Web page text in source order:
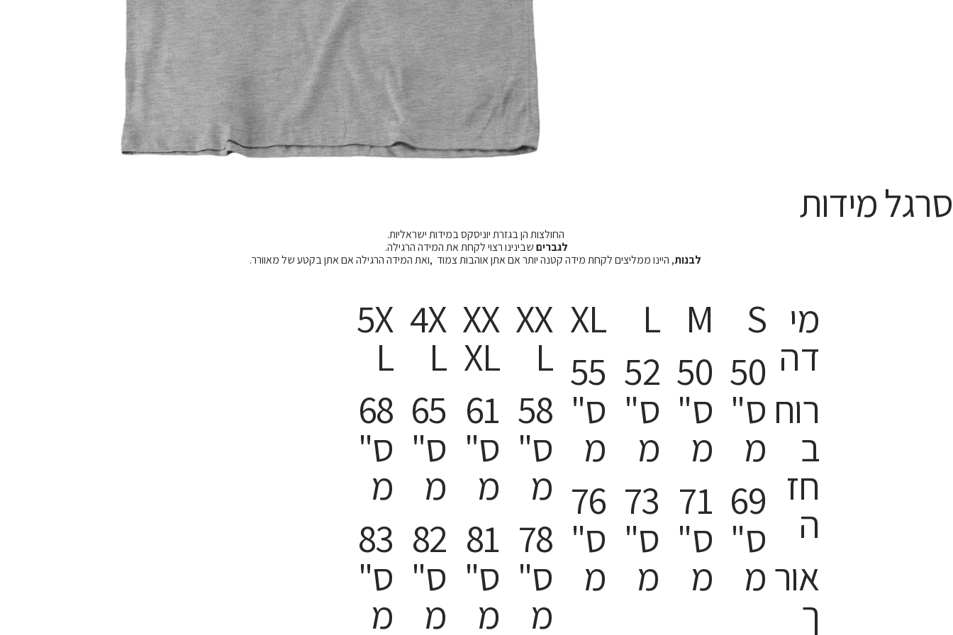
סרגל מידות
החולצות הן בגזרת יוניסקס במידות ישראליות.
לגבריםשבינינו רצוי לקחת את המידה הרגילה.
לבנות, היינו ממליצים לקחת מידה קטנה יותר אם אתן אוהבות צמוד ,ואת המידה הרגילה אם אתן בקטע של מאוורר.
5X
L
68
ס"
מ
83
ס"
מ
4X
L
65
ס"
מ
82
ס"
מ
XX
XL
61
ס"
מ
81
ס"
מ
XX
L
58
ס"
מ
78
ס"
מ
XL
55
ס"
מ
76
ס"
מ
L
52
ס"
מ
73
ס"
מ
M
50
ס"
מ
71
ס"
מ
S
50
ס"
מ
69
ס"
מ
מי
דה
רוח
ב
חז
ה
אור
ך